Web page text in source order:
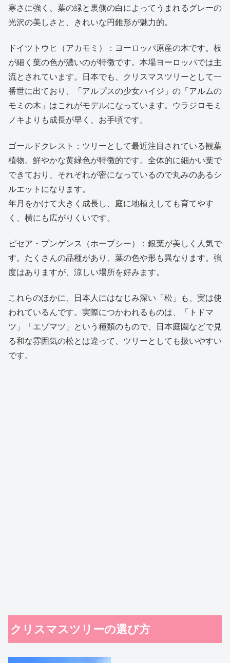
寒さに強く、葉の緑と裏側の白によってうまれるグレーの
光沢の美しさと、きれいな円錐形が魅力的。
ドイツトウヒ（アカモミ）：ヨーロッパ原産の木です。枝
が細く葉の色が濃いのが特徴です。本場ヨーロッパでは主
流とされています。日本でも、クリスマスツリーとして一
番世に出ており、「アルプスの少女ハイジ」の「アルムの
モミの木」はこれがモデルになっています。ウラジロモミ
ノキよりも成長が早く、お手頃です。
ゴールドクレスト：ツリーとして最近注目されている観葉
植物。鮮やかな黄緑色が特徴的です。全体的に細かい葉で
できており、それぞれが密になっているので丸みのあるシ
ルエットになります。
年月をかけて大きく成長し、庭に地植えしても育てやす
く、横にも広がりくいです。
ピセア・プンゲンス（ホープシー）：銀葉が美しく人気で
す。たくさんの品種があり、葉の色や形も異なります。強
度はありますが、涼しい場所を好みます。
これらのほかに、日本人にはなじみ深い「松」も、実は使
われているんです。実際につかわれるものは、「トドマ
ツ」「エゾマツ」という種類のもので、日本庭園などで見
る和な雰囲気の松とは違って、ツリーとしても扱いやすい
です。
クリスマスツリーの選び方